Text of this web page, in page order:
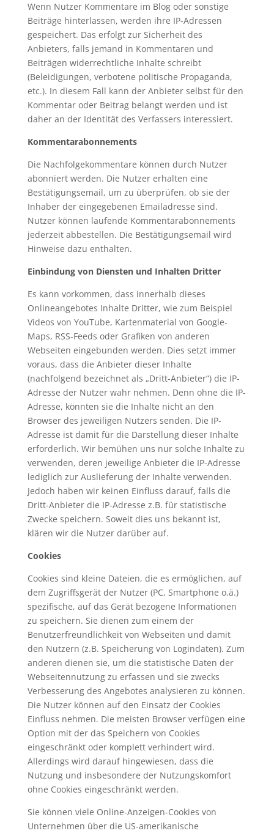
Wenn Nutzer Kommentare im Blog oder sonstige
Beiträge hinterlassen, werden ihre IP-Adressen
gespeichert. Das erfolgt zur Sicherheit des
Anbieters, falls jemand in Kommentaren und
Beiträgen widerrechtliche Inhalte schreibt
(Beleidigungen, verbotene politische Propaganda,
etc.). In diesem Fall kann der Anbieter selbst für den
Kommentar oder Beitrag belangt werden und ist
daher an der Identität des Verfassers interessiert.
Kommentarabonnements
Die Nachfolgekommentare können durch Nutzer
abonniert werden. Die Nutzer erhalten eine
Bestätigungsemail, um zu überprüfen, ob sie der
Inhaber der eingegebenen Emailadresse sind.
Nutzer können laufende Kommentarabonnements
jederzeit abbestellen. Die Bestätigungsemail wird
Hinweise dazu enthalten.
Einbindung von Diensten und Inhalten Dritter
Es kann vorkommen, dass innerhalb dieses
Onlineangebotes Inhalte Dritter, wie zum Beispiel
Videos von YouTube, Kartenmaterial von Google-
Maps, RSS-Feeds oder Grafiken von anderen
Webseiten eingebunden werden. Dies setzt immer
voraus, dass die Anbieter dieser Inhalte
(nachfolgend bezeichnet als „Dritt-Anbieter“) die IP-
Adresse der Nutzer wahr nehmen. Denn ohne die IP-
Adresse, könnten sie die Inhalte nicht an den
Browser des jeweiligen Nutzers senden. Die IP-
Adresse ist damit für die Darstellung dieser Inhalte
erforderlich. Wir bemühen uns nur solche Inhalte zu
verwenden, deren jeweilige Anbieter die IP-Adresse
lediglich zur Auslieferung der Inhalte verwenden.
Jedoch haben wir keinen Einfluss darauf, falls die
Dritt-Anbieter die IP-Adresse z.B. für statistische
Zwecke speichern. Soweit dies uns bekannt ist,
klären wir die Nutzer darüber auf.
Cookies
Cookies sind kleine Dateien, die es ermöglichen, auf
dem Zugriffsgerät der Nutzer (PC, Smartphone o.ä.)
spezifische, auf das Gerät bezogene Informationen
zu speichern. Sie dienen zum einem der
Benutzerfreundlichkeit von Webseiten und damit
den Nutzern (z.B. Speicherung von Logindaten). Zum
anderen dienen sie, um die statistische Daten der
Webseitennutzung zu erfassen und sie zwecks
Verbesserung des Angebotes analysieren zu können.
Die Nutzer können auf den Einsatz der Cookies
Einfluss nehmen. Die meisten Browser verfügen eine
Option mit der das Speichern von Cookies
eingeschränkt oder komplett verhindert wird.
Allerdings wird darauf hingewiesen, dass die
Nutzung und insbesondere der Nutzungskomfort
ohne Cookies eingeschränkt werden.
Sie können viele Online-Anzeigen-Cookies von
Unternehmen über die US-amerikanische